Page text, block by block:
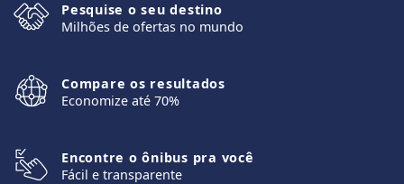
Pesquise o seu destino
Milhões de ofertas no mundo
Compare os resultados
Economize até 70%
Encontre o ônibus pra você
Fácil e transparente